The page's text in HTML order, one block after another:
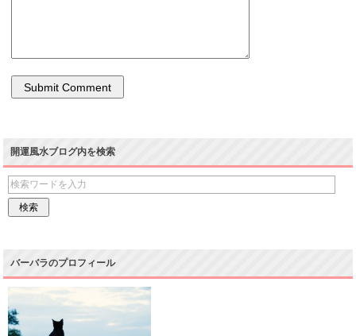
開運風水ブログ内を検索
バーバラのプロフィール